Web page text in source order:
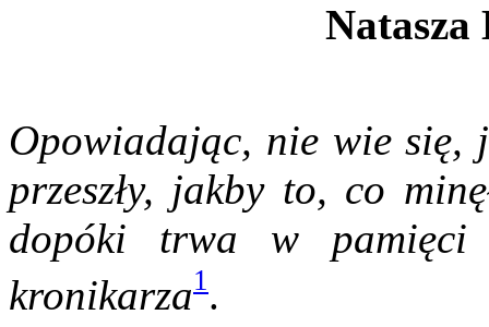
Natasza
Opowiadając, nie wie się,
przeszły, jakby to, co
dopóki trwa w
kronikarza1 .